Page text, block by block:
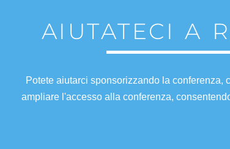
AIUTATECI A
Potete aiutarci sponsorizzando la
ampliare l'accesso alla conferenza,